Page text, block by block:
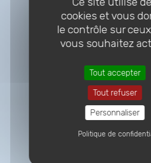
cookies et vous
le contrôle sur
vous souhaitez
Tout accepter
Tout refuser
Personnaliser
Politique de